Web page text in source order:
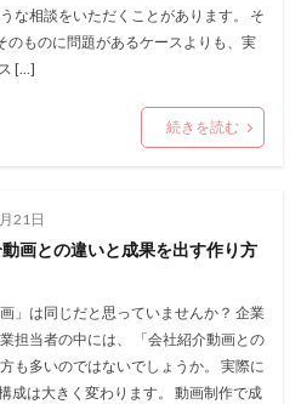
な相談をいただくことがあります。 そ
のものに問題があるケースよりも、実
[…]
続きを読む
21日
画との違いと成果を出す作り方
」は同じだと思っていませんか？ 企業
担当者の中には、 「会社紹介動画との
も多いのではないでしょうか。 実際に
成は大きく変わります。 動画制作で成